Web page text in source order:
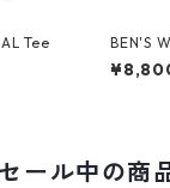
Tee
BEN'S
Ben
セール中の商